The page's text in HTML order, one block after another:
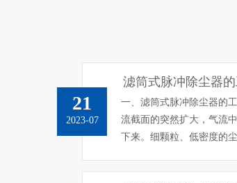
21
2023-07
滤筒式脉冲除尘器
一、滤筒式脉冲除尘器的
流截面的突然扩大，气流
下来。细颗粒、低密度的